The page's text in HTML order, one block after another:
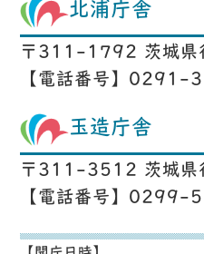
北浦庁舎
〒311-1792 茨城県
【電話番号】0291-
玉造庁舎
〒311-3512 茨城県
【電話番号】0299-